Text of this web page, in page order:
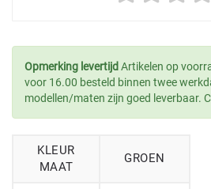
Opmerking levertijd Artikelen op
voor 16.00 besteld binnen twee
modellen/maten zijn goed leverbaar.
KLEUR
MAAT
GROEN